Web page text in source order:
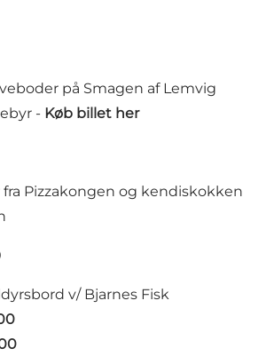
på Smagen af Lemvig
- Køb billet her
fra Pizzakongen og kendiskokken
v/ Bjarnes Fisk